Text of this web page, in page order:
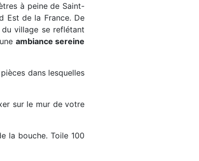
à peine de Saint-
Est de la France. De
village se reflétant
ambiance sereine
dans lesquelles
sur le mur de votre
la bouche. Toile 100